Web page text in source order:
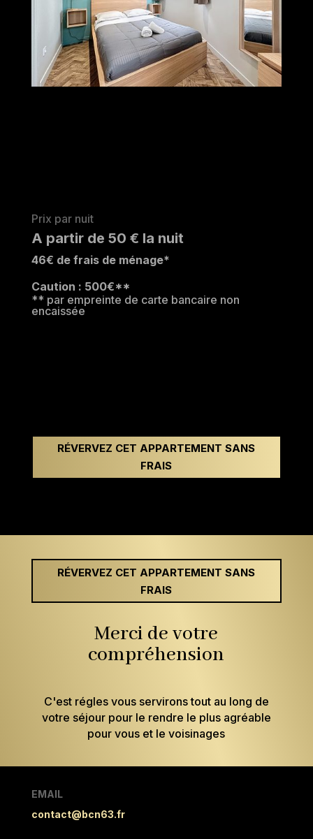
Prix par nuit
A partir de 50 € la nuit
46€ de frais de ménage*
Caution : 500€**
** par empreinte de carte bancaire non
encaissée
RÉVERVEZ CET APPARTEMENT SANS
FRAIS
RÉVERVEZ CET APPARTEMENT SANS
FRAIS
Merci de votre
compréhension
C'est régles vous servirons tout au long de
votre séjour pour le rendre le plus agréable
pour vous et le voisinages
EMAIL
contact@bcn63.fr